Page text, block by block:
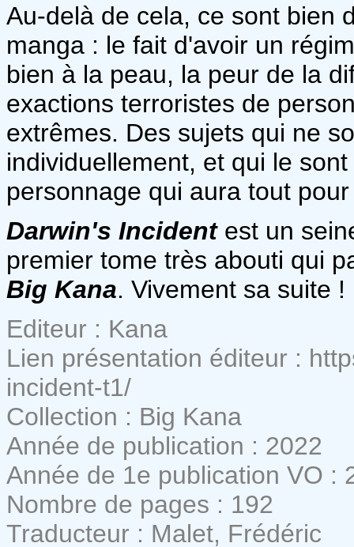
Au-delà de cela, ce sont bien
manga : le fait d'avoir un
bien à la peau, la peur de la
exactions terroristes de
extrêmes. Des sujets qui ne
individuellement, et qui le
personnage qui aura tout
Darwin's Incidentest un
premier tome très abouti qui
Big Kana. Vivement sa suite !
Editeur : Kana
Lien présentation éditeur :
incident-t1/
Collection : Big Kana
Année de publication : 2022
Année de 1e publication VO :
Nombre de pages : 192
Traducteur : Malet, Frédéric